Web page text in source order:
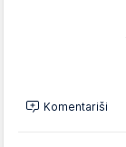
Komentariši